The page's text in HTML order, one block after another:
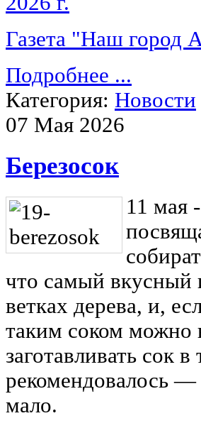
Газета "Наш город
Подробнее ...
Категория: Новости
07 Мая 2026
Березосок
11 мая
что самый вкусный
ветках дерева, и,
таким соком можно
заготавливать сок
рекомендовалось —
мало.